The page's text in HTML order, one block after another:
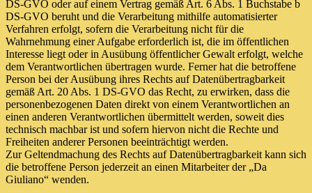
DS-GVO oder auf einem Vertrag gemäß Art. 6 Abs. 1 Buchstabe b
DS-GVO beruht und die Verarbeitung mithilfe automatisierter
Verfahren erfolgt, sofern die Verarbeitung nicht für die
Wahrnehmung einer Aufgabe erforderlich ist, die im öffentlichen
Interesse liegt oder in Ausübung öffentlicher Gewalt erfolgt, welche
dem Verantwortlichen übertragen wurde. Ferner hat die betroffene
Person bei der Ausübung ihres Rechts auf Datenübertragbarkeit
gemäß Art. 20 Abs. 1 DS-GVO das Recht, zu erwirken, dass die
personenbezogenen Daten direkt von einem Verantwortlichen an
einen anderen Verantwortlichen übermittelt werden, soweit dies
technisch machbar ist und sofern hiervon nicht die Rechte und
Freiheiten anderer Personen beeinträchtigt werden.
Zur Geltendmachung des Rechts auf Datenübertragbarkeit kann sich
die betroffene Person jederzeit an einen Mitarbeiter der „Da
Giuliano“ wenden.